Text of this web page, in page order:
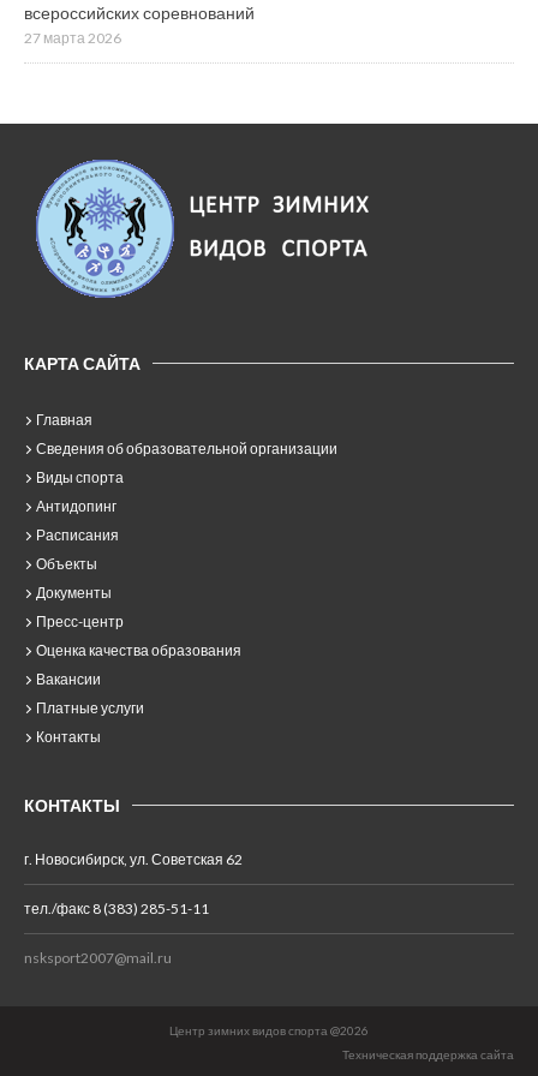
всероссийских соревнований
27 марта 2026
КАРТА САЙТА
Главная
Сведения об образовательной организации
Виды спорта
Антидопинг
Расписания
Объекты
Документы
Пресс-центр
Оценка качества образования
Вакансии
Платные услуги
Контакты
КОНТАКТЫ
г. Новосибирск, ул. Советская 62
тел./факс 8 (383) 285-51-11
nsksport2007@mail.ru
Центр зимних видов спорта @2026
Техническая поддержка сайта